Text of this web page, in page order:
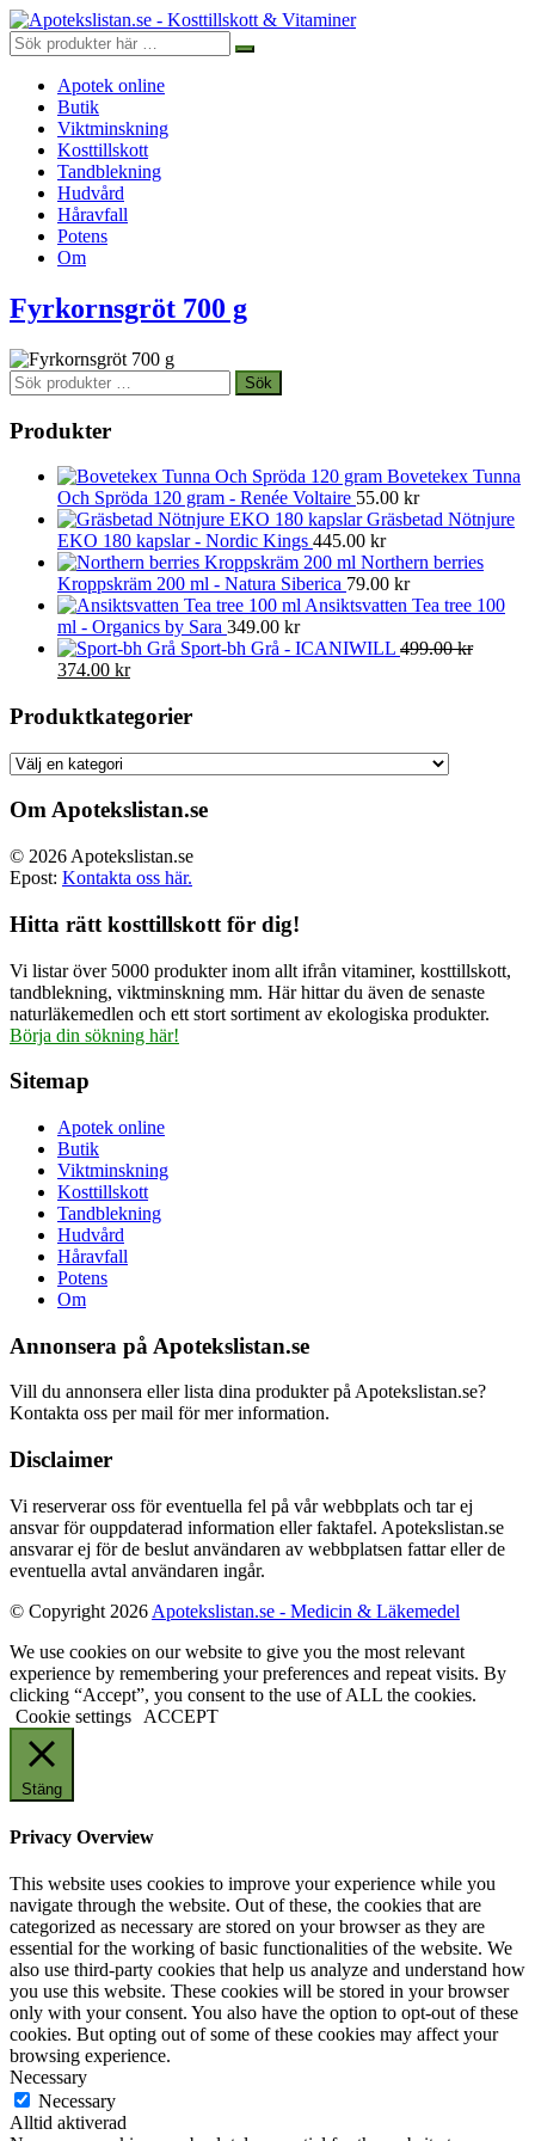
Apotek online
Butik
Viktminskning
Kosttillskott
Tandblekning
Hudvård
Håravfall
Potens
Om
Fyrkornsgröt 700 g
Sök
efter:
Sök
Produkter
Bovetekex Tunna
Och Spröda 120 gram - Renée Voltaire 55.00 kr
Gräsbetad Nötnjure
EKO 180 kapslar - Nordic Kings 445.00 kr
Northern berries
Kroppskräm 200 ml - Natura Siberica 79.00 kr
Ansiktsvatten Tea tree 100
ml - Organics by Sara 349.00 kr
Sport-bh Grå - ICANIWILL 499.00kr
Det
priset
499.00 kr.
374.00 krDet
priset
är:
374.00 kr.
Produktkategorier
Om Apotekslistan.se
© 2026 Apotekslistan.se
Epost: Kontakta oss här.
Hitta rätt kosttillskott för dig!
Vi listar över 5000 produkter inom allt ifrån vitaminer, kosttillskott,
tandblekning, viktminskning mm. Här hittar du även de senaste
naturläkemedlen och ett stort sortiment av ekologiska produkter.
Börja din sökning här!
Sitemap
Apotek online
Butik
Viktminskning
Kosttillskott
Tandblekning
Hudvård
Håravfall
Potens
Om
Annonsera på Apotekslistan.se
Vill du annonsera eller lista dina produkter på Apotekslistan.se?
Kontakta oss per mail för mer information.
Disclaimer
Vi reserverar oss för eventuella fel på vår webbplats och tar ej
ansvar för ouppdaterad information eller faktafel. Apotekslistan.se
ansvarar ej för de beslut användaren av webbplatsen fattar eller de
eventuella avtal användaren ingår.
© Copyright 2026 Apotekslistan.se - Medicin & Läkemedel
We use cookies on our website to give you the most relevant
experience by remembering your preferences and repeat visits. By
clicking “Accept”, you consent to the use of ALL the cookies.
Cookie settings
ACCEPT
Stäng
Privacy Overview
This website uses cookies to improve your experience while you
navigate through the website. Out of these, the cookies that are
categorized as necessary are stored on your browser as they are
essential for the working of basic functionalities of the website. We
also use third-party cookies that help us analyze and understand how
you use this website. These cookies will be stored in your browser
only with your consent. You also have the option to opt-out of these
cookies. But opting out of some of these cookies may affect your
browsing experience.
Necessary
Necessary
Alltid aktiverad